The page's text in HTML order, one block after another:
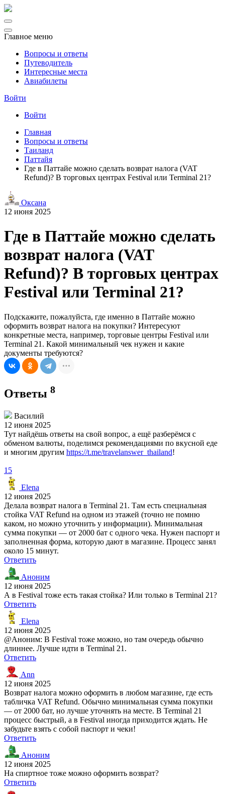
Главное меню
Вопросы и ответы
Путеводитель
Интересные места
Авиабилеты
Войти
Войти
Главная
Вопросы и ответы
Таиланд
Паттайя
Где в Паттайе можно сделать возврат налога (VAT
Refund)? В торговых центрах Festival или Terminal 21?
Оксана
12 июня 2025
Где в Паттайе можно сделать
возврат налога (VAT
Refund)? В торговых центрах
Festival или Terminal 21?
Подскажите, пожалуйста, где именно в Паттайе можно
оформить возврат налога на покупки? Интересуют
конкретные места, например, торговые центры Festival или
Terminal 21. Какой минимальный чек нужен и какие
документы требуются?
Ответы 8
Василий
12 июня 2025
Тут найдёшь ответы на свой вопрос, а ещё разберёмся с
обменом валюты, поделимся рекомендациями по вкусной еде
и многим другим https://t.me/travelanswer_thailand!
15
Elena
12 июня 2025
Делала возврат налога в Terminal 21. Там есть специальная
стойка VAT Refund на одном из этажей (точно не помню
каком, но можно уточнить у информации). Минимальная
сумма покупки — от 2000 бат с одного чека. Нужен паспорт и
заполненная форма, которую дают в магазине. Процесс занял
около 15 минут.
Ответить
Аноним
12 июня 2025
А в Festival тоже есть такая стойка? Или только в Terminal 21?
Ответить
Elena
12 июня 2025
@Аноним: В Festival тоже можно, но там очередь обычно
длиннее. Лучше идти в Terminal 21.
Ответить
Ann
12 июня 2025
Возврат налога можно оформить в любом магазине, где есть
табличка VAT Refund. Обычно минимальная сумма покупки
— от 2000 бат, но лучше уточнять на месте. В Terminal 21
процесс быстрый, а в Festival иногда приходится ждать. Не
забудьте взять с собой паспорт и чеки!
Ответить
Аноним
12 июня 2025
На спиртное тоже можно оформить возврат?
Ответить